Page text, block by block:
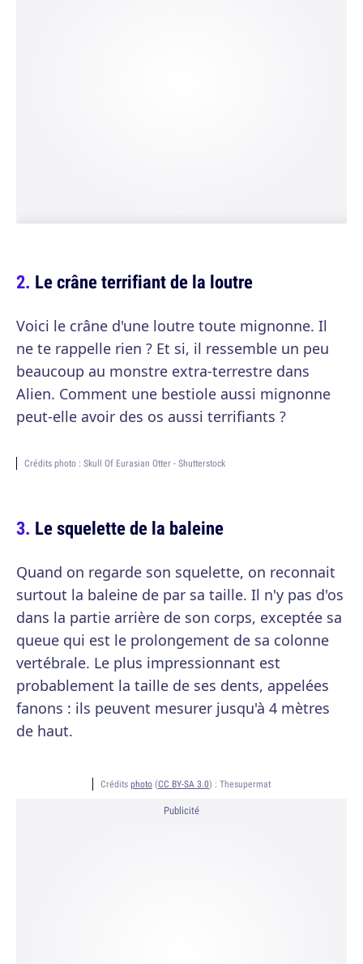
Le crâne terrifiant de la loutre
Voici le crâne d'une loutre toute mignonne. Il
ne te rappelle rien ? Et si, il ressemble un peu
beaucoup au monstre extra-terrestre dans
Alien. Comment une bestiole aussi mignonne
peut-elle avoir des os aussi terrifiants ?
Crédits photo : Skull Of Eurasian Otter - Shutterstock
Le squelette de la baleine
Quand on regarde son squelette, on reconnait
surtout la baleine de par sa taille. Il n'y pas d'os
dans la partie arrière de son corps, exceptée sa
queue qui est le prolongement de sa colonne
vertébrale. Le plus impressionnant est
probablement la taille de ses dents, appelées
fanons : ils peuvent mesurer jusqu'à 4 mètres
de haut.
Crédits photo (CC BY-SA 3.0) : Thesupermat
Publicité